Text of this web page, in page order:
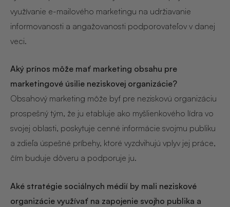
využívanie e-mailového marketingu na udržiavanie
informovanosti a angažovanosti podporovateľov v danej
veci.
Aký prínos môže mať marketing obsahu pre
marketingové úsilie neziskovej organizácie?
Obsahový marketing môže byť pre neziskovú organizáciu
prospešný tým, že ju etabluje ako myšlienkového lídra vo
svojej oblasti, poskytuje cenné informácie svojmu publiku
a zdieľa úspešné príbehy, ktoré vyzdvihujú vplyv jej práce,
čím buduje dôveru a podporuje ju.
Aké stratégie sociálnych médií by mali neziskové
organizácie využívať na zapojenie svojho publika a